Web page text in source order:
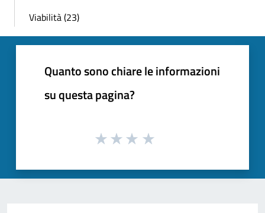
Viabilità (23)
Quanto sono chiare le informazioni
su questa pagina?